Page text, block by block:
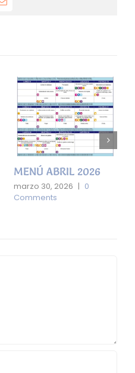
Email
MENÚ ABRIL 2026
marzo 30, 2026 | 0
Comments